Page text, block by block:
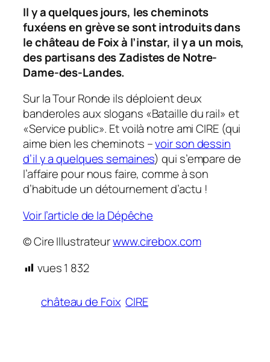
Il y a quelques jours, les cheminots
fuxéens en grève se sont introduits dans
le château de Foix à l’instar, il y a un mois,
des partisans des Zadistes de Notre-
Dame-des-Landes.
Sur la Tour Ronde ils déploient deux
banderoles aux slogans «Bataille du rail» et
«Service public». Et voilà notre ami CIRE (qui
aime bien les cheminots –voir son dessin
d’il y a quelques semaines) qui s’empare de
l’affaire pour nous faire, comme à son
d’habitude un détournement d’actu !
Voir l’article de la Dépêche
© Cire Illustrateurwww.cirebox.com
vues1 832
château de Foix CIRE